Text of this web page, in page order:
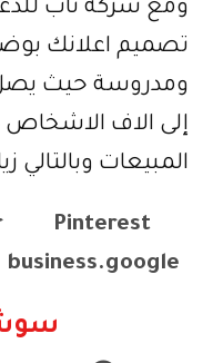
ومع شركة ناب
تصميم اعلانك
ومدروسة حيث يصل
إلى الاف الاشخاص
المبيعات وبالتالي
Pinterest
business.google